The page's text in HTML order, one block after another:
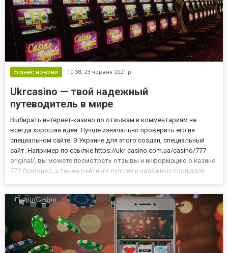
Бізнес новини 10:38, 23 червня 2021 р.
Ukrcasino — твой надежный
путеводитель в мире
Выбирать интернет-казино по отзывам и комментариям не
всегда хорошая идея. Лучше изначально проверить его на
специальном сайте. В Украине для этого создан, специальный
сайт. Например по ссылке https://ukr-casino.com.ua/casino/777-
original/, вы можете посмотреть отзывы и информацию о казино
777 Оригинал, а также рейтинги лучших и надёжных площадок